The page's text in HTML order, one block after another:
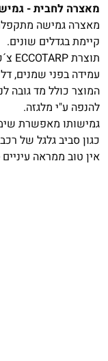
מאצרה לחבית -
מאצרה גמישה
קיימת בגדלים שונים.
תוצרת ECCOTARP צ´כיה.
עמידה בפני שמנים,
להנפה ע"י מלגזה.
גמישותו מאפשרת
כגון סביב גלגל של
אין טוב ממראה